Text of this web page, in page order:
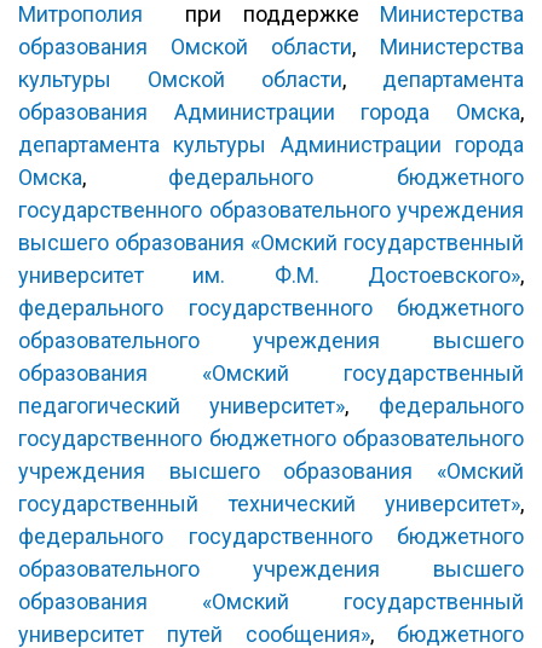
Митрополия при поддержке Министерства
образования Омской области, Министерства
культуры Омской области, департамента
образования Администрации города Омска,
департамента культуры Администрации города
Омска, федерального бюджетного
государственного образовательного учреждения
высшего образования «Омский государственный
университет им. Ф.М. Достоевского»,
федерального государственного бюджетного
образовательного учреждения высшего
образования «Омский государственный
педагогический университет», федерального
государственного бюджетного образовательного
учреждения высшего образования «Омский
государственный технический университет»,
федерального государственного бюджетного
образовательного учреждения высшего
образования «Омский государственный
университет путей сообщения», бюджетного